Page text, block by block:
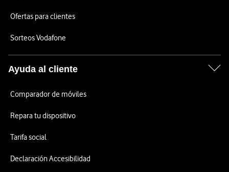
Ofertas para clientes
Sorteos Vodafone
Ayuda al cliente
Comparador de móviles
Repara tu dispositivo
Tarifa social
Declaración Accesibilidad